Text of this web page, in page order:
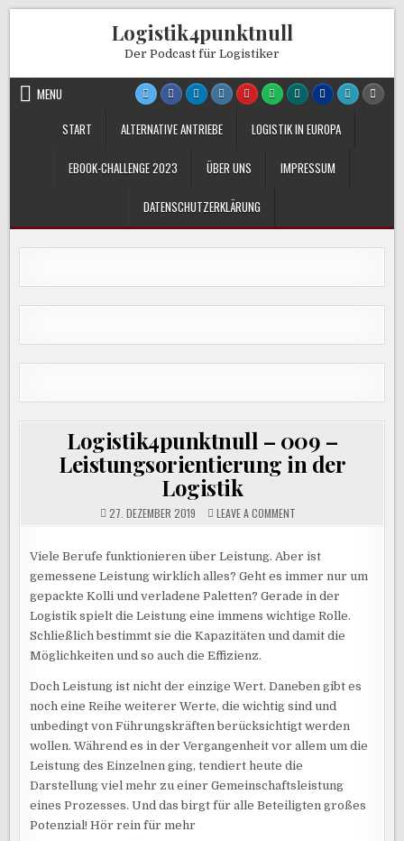
Logistik4punktnull
Der Podcast für Logistiker
MENU
START
ALTERNATIVE ANTRIEBE LOGISTIK IN EUROPA
EBOOK-CHALLENGE 2023 ÜBER UNS IMPRESSUM
DATENSCHUTZERKLÄRUNG
Logistik4punktnull – 009 –
Leistungsorientierung in der
Logistik
27. DEZEMBER 2019 LEAVE A COMMENTON
–
IN
DER
LOGISTIK
Viele Berufe funktionieren über Leistung. Aber ist
gemessene Leistung wirklich alles? Geht es immer nur um
gepackte Kolli und verladene Paletten? Gerade in der
Logistik spielt die Leistung eine immens wichtige Rolle.
Schließlich bestimmt sie die Kapazitäten und damit die
Möglichkeiten und so auch die Effizienz.
Doch Leistung ist nicht der einzige Wert. Daneben gibt es
noch eine Reihe weiterer Werte, die wichtig sind und
unbedingt von Führungskräften berücksichtigt werden
wollen. Während es in der Vergangenheit vor allem um die
Leistung des Einzelnen ging, tendiert heute die
Darstellung viel mehr zu einer Gemeinschaftsleistung
eines Prozesses. Und das birgt für alle Beteiligten großes
Potenzial! Hör rein für mehr